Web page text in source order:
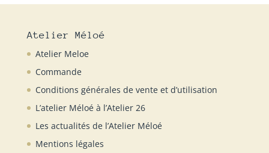
Atelier Méloé
Atelier Meloe
Commande
Conditions générales de vente et d’utilisation
L’atelier Méloé à l’Atelier 26
Les actualités de l’Atelier Méloé
Mentions légales